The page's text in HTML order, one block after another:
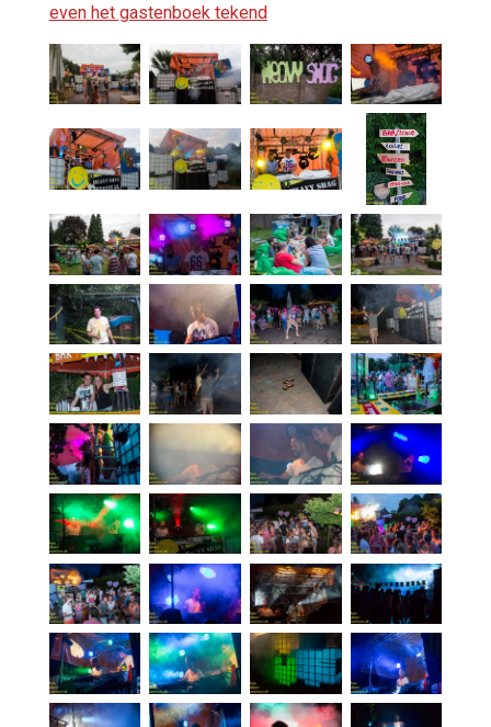
even het gastenboek tekend